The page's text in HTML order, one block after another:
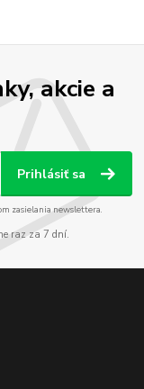
akcie a
Prihlásiť sa
zasielania newslettera.
raz za 7 dní.